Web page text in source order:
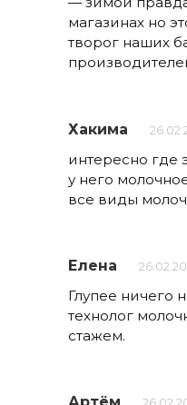
магазинах но
творог наших
Хакима
интересно где
у него
все виды
Елена
Глупее ничего
технолог
стажем.